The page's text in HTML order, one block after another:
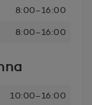
8:00–16:00
8:00–16:00
10:00–16:00